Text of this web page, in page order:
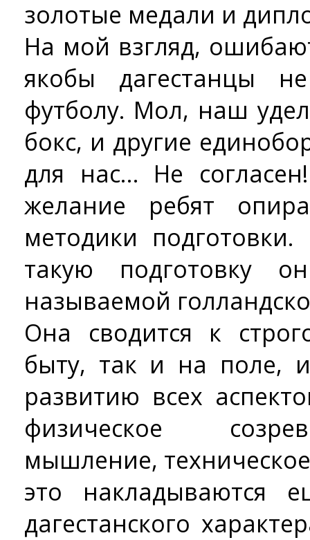
золотые медали и
На мой взгляд,
якобы дагестанцы
футболу. Мол, наш
бокс, и другие
для нас… Не
желание ребят
методики
такую подготовку
называемой
Она сводится к
быту, так и на поле,
развитию всех
физическое
мышление,
это накладываются
дагестанского